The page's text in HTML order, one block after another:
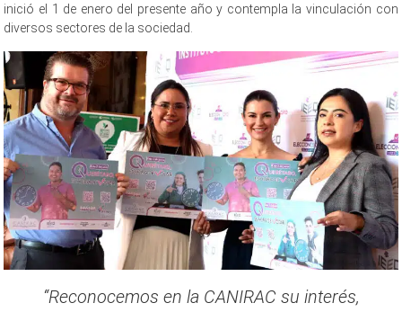
inició el 1 de enero del presente año y contempla la vinculación con
diversos sectores de la sociedad.
“Reconocemos en la CANIRAC su interés,